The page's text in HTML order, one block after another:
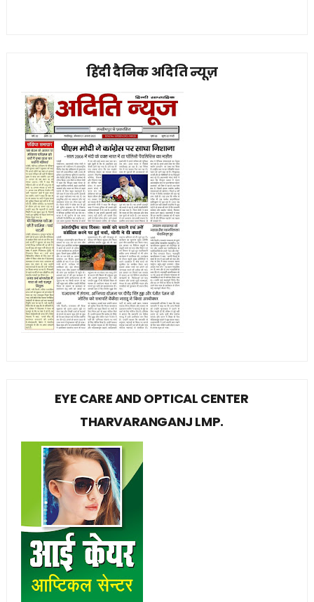
हिंदी दैनिक अदिति न्यूज़
EYE CARE AND OPTICAL CENTER
THARVARANGANJ LMP.